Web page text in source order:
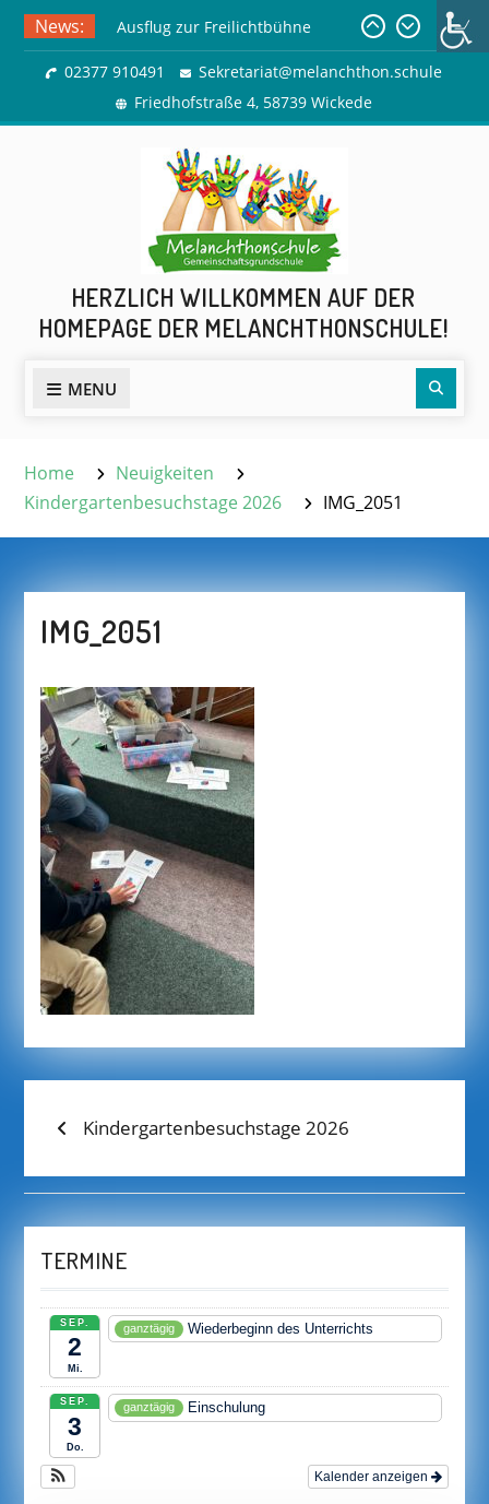
Skip
content
News:
Ausflug zur Freilichtbühne
Herdringen
Sommerferien
02377 910491
Sekretariat@melanchthon.schule
Friedhofstraße 4, 58739 Wickede
HERZLICH WILLKOMMEN AUF DER
HOMEPAGE DER MELANCHTHONSCHULE!
MENU
Home
Neuigkeiten
Kindergartenbesuchstage 2026
IMG_2051
IMG_2051
BEITRAGS-
Previous
Kindergartenbesuchstage 2026
TERMINE
SEP.
2
Mi.
ganztägig Wiederbeginn des Unterrichts
SEP.
3
Do.
ganztägig Einschulung
Kalender anzeigen